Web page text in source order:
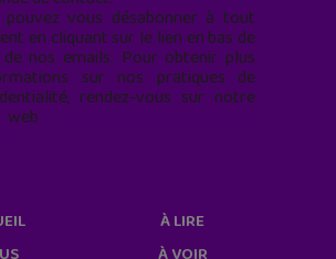
pouvez vous désabonner à tout
en cliquant sur le lien en bas de
nos emails. Pour obtenir plus
sur nos pratiques de
rendez-vous sur notre
À LIRE